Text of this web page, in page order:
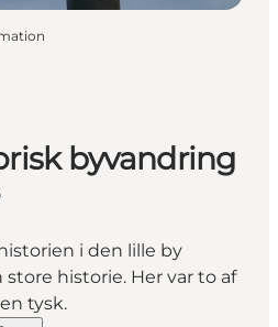
byvandring
i den lille by
historie. Her var to af
tysk.